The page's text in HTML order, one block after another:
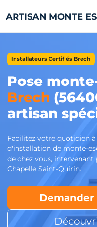
ARTISAN MONTE
Installateurs Certifiés Brech
Pose
Brech
artisan
Facilitez votre quotidien
d'installation de monte-
de chez vous, intervenant
Chapelle Saint-Quirin.